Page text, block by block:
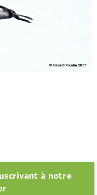
à notre